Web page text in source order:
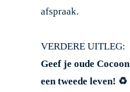
afspraak.
VERDERE UITLEG:
Geef je oude Cocoon
een tweede leven! ♻️